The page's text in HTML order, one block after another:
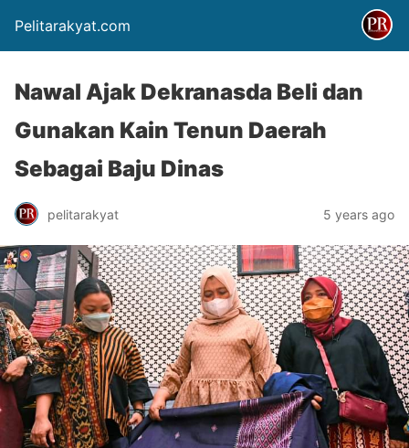
Pelitarakyat.com
Nawal Ajak Dekranasda Beli dan
Gunakan Kain Tenun Daerah
Sebagai Baju Dinas
pelitarakyat 5 years ago